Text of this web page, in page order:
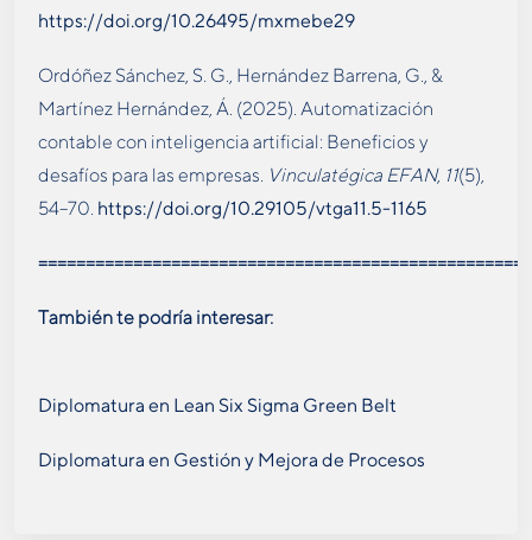
https://doi.org/10.26495/mxmebe29
Ordóñez Sánchez, S. G., Hernández Barrena, G., &
Martínez Hernández, Á. (2025). Automatización
contable con inteligencia artificial: Beneficios y
desafíos para las empresas. Vinculatégica EFAN, 11(5),
54–70. https://doi.org/10.29105/vtga11.5-1165
También te podría interesar:
Diplomatura en Lean Six Sigma Green Belt
Diplomatura en Gestión y Mejora de Procesos